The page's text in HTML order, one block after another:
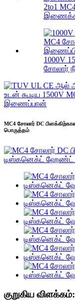
2to1
1000V
சோலார்
MC4 சோலார் DC
பொருத்தம்
குறுகிய விளக்கம்: